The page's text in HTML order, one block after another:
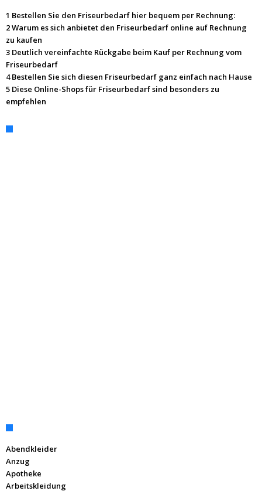
1 Bestellen Sie den Friseurbedarf hier bequem per Rechnung:
2 Warum es sich anbietet den Friseurbedarf online auf Rechnung
zu kaufen
3 Deutlich vereinfachte Rückgabe beim Kauf per Rechnung vom
Friseurbedarf
4 Bestellen Sie sich diesen Friseurbedarf ganz einfach nach Hause
5 Diese Online-Shops für Friseurbedarf sind besonders zu
empfehlen
Abendkleider
Anzug
Apotheke
Arbeitskleidung